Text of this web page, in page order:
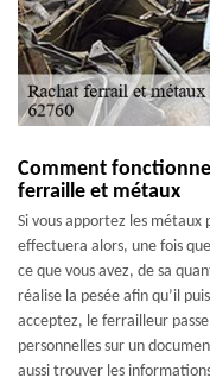
Comment
ferraille et métaux
Si vous apportez les métaux
effectuera alors, une fois
ce que vous avez, de sa
réalise la pesée afin qu’il
acceptez, le ferrailleur
personnelles sur un
aussi trouver les